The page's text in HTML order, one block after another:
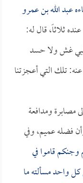
عبد الله بن عمرو
ثلاثاً، قال له:
غش ولا حسد
تلك التي أعجزتنا
مصابرة ومدافعة
فضله عميم، وفي
قاموا في
واحد مسألته ما